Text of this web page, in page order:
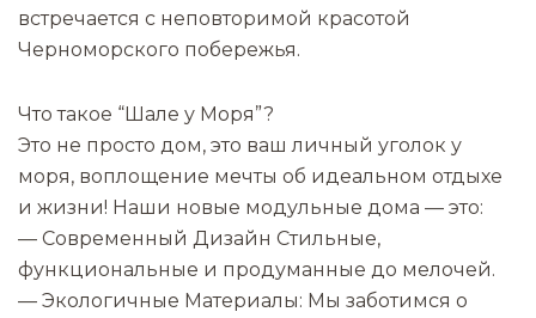
встречается с неповторимой красотой
Черноморского побережья.
Что такое “Шале у Моря”?
Это не просто дом, это ваш личный уголок у
моря, воплощение мечты об идеальном отдыхе
и жизни! Наши новые модульные дома — это:
— Современный Дизайн Стильные,
функциональные и продуманные до мелочей.
— Экологичные Материалы: Мы заботимся о